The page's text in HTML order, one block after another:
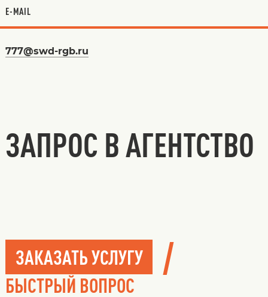
E-MAIL
777@swd-rgb.ru
ЗАПРОС В АГЕНТСТВО
ЗАКАЗАТЬ УСЛУГУ /
БЫСТРЫЙ ВОПРОС